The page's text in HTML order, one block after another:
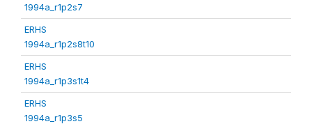
1994a_r1p2s7
ERHS
1994a_r1p2s8t10
ERHS
1994a_r1p3s1t4
ERHS
1994a_r1p3s5